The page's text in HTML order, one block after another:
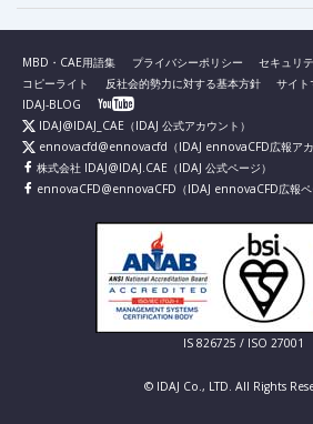
MBD・CAE用語集 プライバシーポリシー
セキュリ
コピーライト
反社会的勢力に対する基本方針 サイト
IDAJ-BLOG
IDAJ@IDAJ_CAE （IDAJ 公式アカウント）
ennovacfd@ennovacfd （IDAJ ennovaCFD広報アカ
株式会社 IDAJ@IDAJ.CAE （IDAJ 公式ページ）
ennovaCFD@ennovaCFD （IDAJ ennovaCFD広報ペ
IS 826725 / ISO 27001
© IDAJ Co., LTD. All Rights